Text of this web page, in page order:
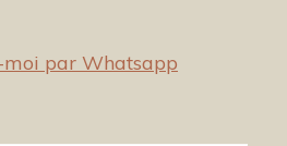
moi par Whatsapp